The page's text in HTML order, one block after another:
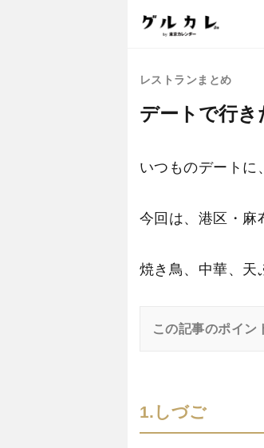
レストランまとめ
デートで行き
いつものデートに
今回は、港区・麻
焼き鳥、中華、
この記事のポイン
1.しづご